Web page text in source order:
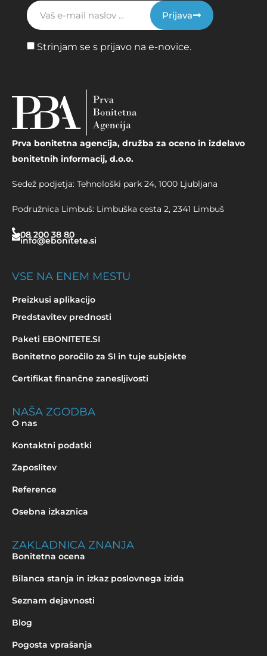
Strinjam se s prijavo na e-novice.
Prijava
Prva bonitetna agencija, družba za oceno in izdelavo
bonitetnih informacij, d.o.o.
Sedež podjetja: Tehnološki park 24, 1000 Ljubljana
Podružnica Limbuš: Limbuška cesta 2, 2341 Limbuš
08 200 38 80
info@ebonitete.si
VSE NA ENEM MESTU
Preizkusi aplikacijo
Predstavitev prednosti
Paketi EBONITETE.SI
Bonitetno poročilo za SI in tuje subjekte
Certifikat finančne zanesljivosti
NAŠA ZGODBA
O nas
Kontaktni podatki
Zaposlitev
Reference
Osebna izkaznica
ZAKLADNICA ZNANJA
Bonitetna ocena
Bilanca stanja in izkaz poslovnega izida
Seznam dejavnosti
Blog
Pogosta vprašanja